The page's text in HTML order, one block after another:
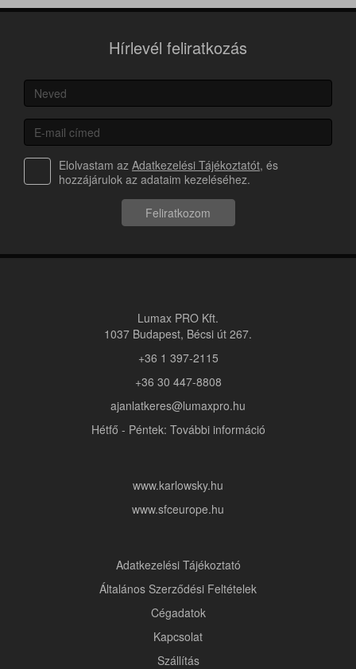
Hírlevél feliratkozás
Elolvastam az Adatkezelési Tájékoztatót, és
hozzájárulok az adataim kezeléséhez.
Feliratkozom
Lumax PRO Kft.
1037 Budapest, Bécsi út 267.
+36 1 397-2115
+36 30 447-8808
ajanlatkeres@lumaxpro.hu
Hétfő - Péntek: További információ
www.karlowsky.hu
www.sfceurope.hu
Adatkezelési Tájékoztató
Általános Szerződési Feltételek
Cégadatok
Kapcsolat
Szállítás